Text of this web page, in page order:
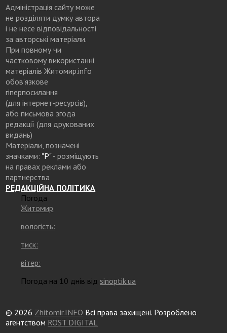
Адміністрація сайту може
не розділяти думку автора
і не несе відповідальності
за авторські матеріали.
При повному чи
частковому використанні
матеріалів Житомир.info
обов’язкове
гіперпосилання
(для інтернет-ресурсів),
або письмова згода
редакції (для друкованих
видань)
Матеріали, позначені
значками: "Р"- розміщують
на правах реклами або
партнерства
РЕДАКЦІЙНА ПОЛІТИКА
Погода
Житомир
вологість:
тиск:
вітер:
Погода на 10 днів відsinoptik.ua
© 2026 Zhitomir.INFO Всі права захищені. Розроблено
агентством ROST DIGITAL